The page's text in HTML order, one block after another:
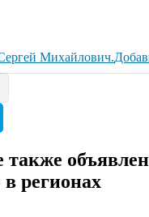
Михайлович.
также
регионах